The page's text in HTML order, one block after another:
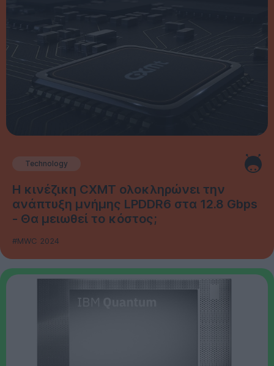
Technology
Η κινέζικη CXMT ολοκληρώνει την
ανάπτυξη μνήμης LPDDR6 στα 12.8 Gbps
- Θα μειωθεί το κόστος;
#MWC 2024